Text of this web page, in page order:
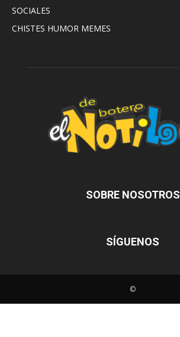
SOCIALES
CHISTES HUMOR MEMES
SOBRE NOSOTROS
SÍGUENOS
©